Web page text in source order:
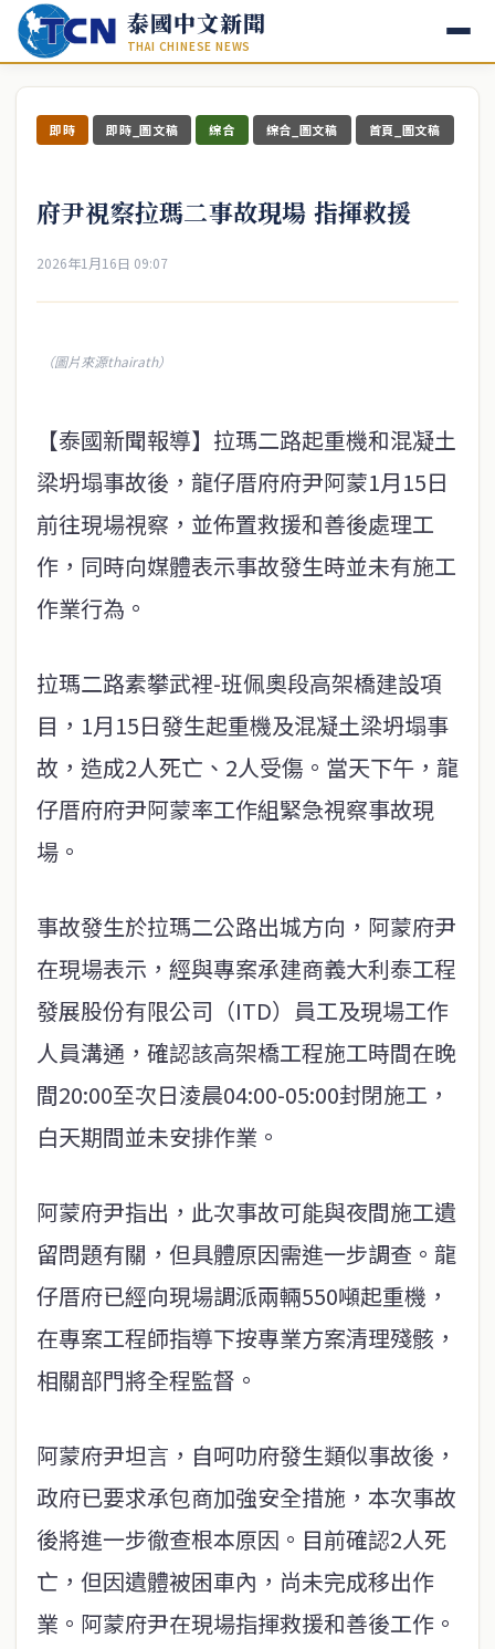
泰國中文新聞
THAI CHINESE NEWS
即時 即時_圖文稿 綜合 綜合_圖文稿 首頁_圖文稿
府尹視察拉瑪二事故現場 指揮救援
2026年1月16日 09:07
（圖片來源thairath）
【泰國新聞報導】拉瑪二路起重機和混凝土
梁坍塌事故後，龍仔厝府府尹阿蒙1月15日
前往現場視察，並佈置救援和善後處理工
作，同時向媒體表示事故發生時並未有施工
作業行為。
拉瑪二路素攀武裡-班佩奧段高架橋建設項
目，1月15日發生起重機及混凝土梁坍塌事
故，造成2人死亡、2人受傷。當天下午，龍
仔厝府府尹阿蒙率工作組緊急視察事故現
場。
事故發生於拉瑪二公路出城方向，阿蒙府尹
在現場表示，經與專案承建商義大利泰工程
發展股份有限公司（ITD）員工及現場工作
人員溝通，確認該高架橋工程施工時間在晚
間20:00至次日淩晨04:00-05:00封閉施工，
白天期間並未安排作業。
阿蒙府尹指出，此次事故可能與夜間施工遺
留問題有關，但具體原因需進一步調查。龍
仔厝府已經向現場調派兩輛550噸起重機，
在專案工程師指導下按專業方案清理殘骸，
相關部門將全程監督。
阿蒙府尹坦言，自呵叻府發生類似事故後，
政府已要求承包商加強安全措施，本次事故
後將進一步徹查根本原因。目前確認2人死
亡，但因遺體被困車內，尚未完成移出作
業。阿蒙府尹在現場指揮救援和善後工作。